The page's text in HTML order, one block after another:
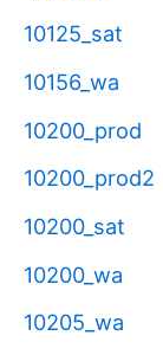
10125_sat
10156_wa
10200_prod
10200_prod2
10200_sat
10200_wa
10205_wa